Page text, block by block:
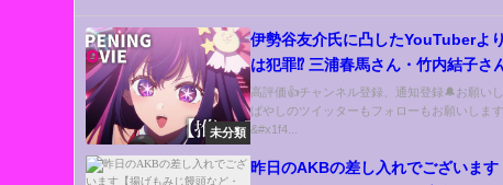
未分類
伊勢谷友介氏に凸したYouTuberよ
は犯罪⁉︎ 三浦春馬さん・竹内結子さ
くにも凸【弁護士解説】
高評価👍チャンネル登録、通知登録🔔お願いし
ばやしのツイッターもフォローもお願いします
&#x1f4...
昨日のAKBの差し入れでございます